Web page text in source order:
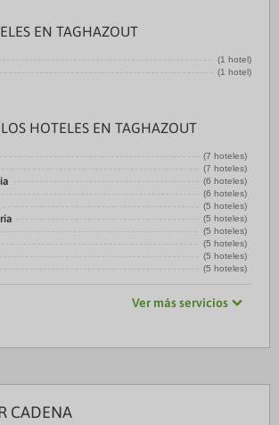
EN TAGHAZOUT
(1 hotel)
(1 hotel)
HOTELES EN TAGHAZOUT
(7 hoteles)
(7 hoteles)
(6 hoteles)
(6 hoteles)
(5 hoteles)
(5 hoteles)
(5 hoteles)
(5 hoteles)
(5 hoteles)
(5 hoteles)
Ver más servicios
CADENA